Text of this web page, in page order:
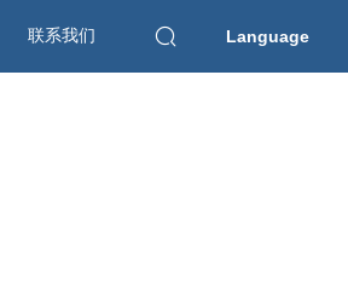
联系我们 Language